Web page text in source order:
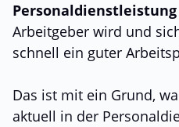
Personaldienstleistung
Arbeitgeber wird und
schnell ein guter
Das ist mit ein Grund,
aktuell in der